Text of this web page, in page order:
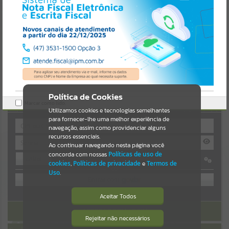
Resultados para""
Portais
Por favor, aguarde...
NOTÍCIAS
Por favor, aguarde...
SUBPORTAIS
Por favor, aguarde...
Por favor, aguarde...
AUTOATENDIMENTO
ACESSAR SEM LOGIN
Política de Cookies
Utilizamos cookies e tecnologias semelhantes
para fornecer-lhe uma melhor experiência de
navegação, assim como providenciar alguns
recursos essenciais.
Ao continuar navegando nesta página você
concorda com nossas Políticas de uso de
cookies, Políticas de privacidadeeTermos de
Uso.
Aceitar Todos
Rejeitar não necessários
Isto significa que diversos recursos
https://guaiba.atende.net/cidadao/noticia/static/bundle/wpo_index
_2_base_l2_portal_editores_sync_c78fd5a8a9d4da1559541548a4ef0
da6.js?v=7c0fcaaa:47
Verificar Mais Detalhes